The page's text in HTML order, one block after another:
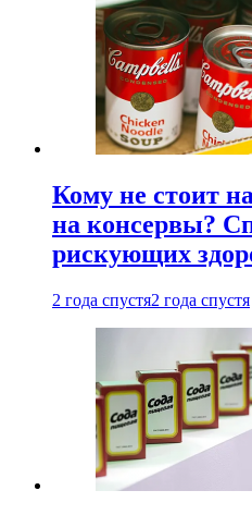
Кому не стоит
на консервы?
рискующих
2 года спустя2 года спустя